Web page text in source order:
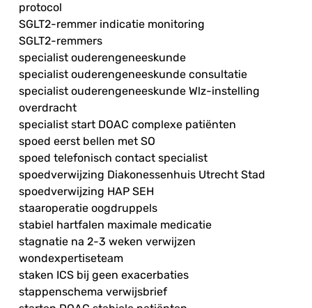
protocol
SGLT2-remmer indicatie monitoring
SGLT2-remmers
specialist ouderengeneeskunde
specialist ouderengeneeskunde consultatie
specialist ouderengeneeskunde Wlz-instelling
overdracht
specialist start DOAC complexe patiënten
spoed eerst bellen met SO
spoed telefonisch contact specialist
spoedverwijzing Diakonessenhuis Utrecht Stad
spoedverwijzing HAP SEH
staaroperatie oogdruppels
stabiel hartfalen maximale medicatie
stagnatie na 2-3 weken verwijzen
wondexpertiseteam
staken ICS bij geen exacerbaties
stappenschema verwijsbrief